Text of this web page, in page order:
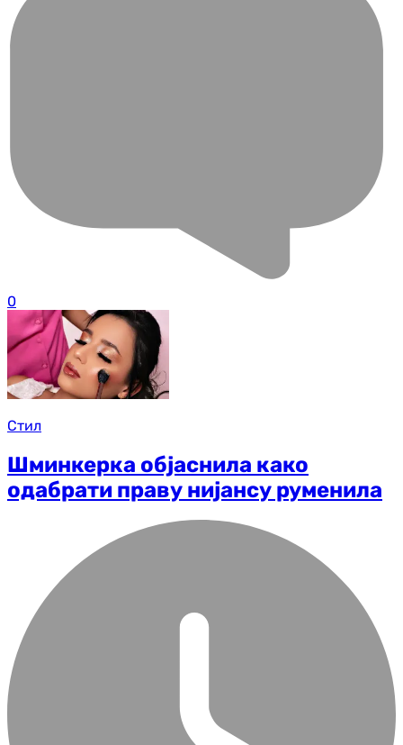
0
Стил
Шминкерка објаснила како
одабрати праву нијансу руменила